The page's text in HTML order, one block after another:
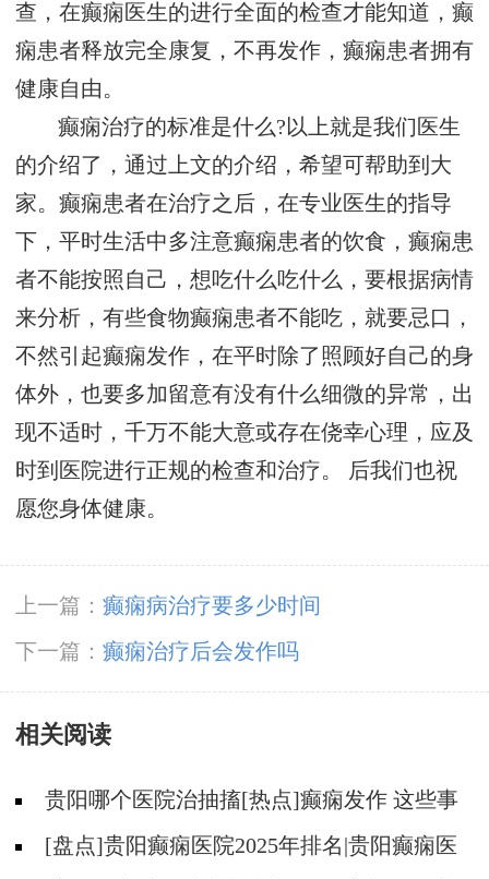
查，在癫痫医生的进行全面的检查才能知道，癫
痫患者释放完全康复，不再发作，癫痫患者拥有
健康自由。
癫痫治疗的标准是什么?以上就是我们医生
的介绍了，通过上文的介绍，希望可帮助到大
家。癫痫患者在治疗之后，在专业医生的指导
下，平时生活中多注意癫痫患者的饮食，癫痫患
者不能按照自己，想吃什么吃什么，要根据病情
来分析，有些食物癫痫患者不能吃，就要忌口，
不然引起癫痫发作，在平时除了照顾好自己的身
体外，也要多加留意有没有什么细微的异常，出
现不适时，千万不能大意或存在侥幸心理，应及
时到医院进行正规的检查和治疗。 后我们也祝
愿您身体健康。
上一篇： 癫痫病治疗要多少时间
下一篇： 癫痫治疗后会发作吗
相关阅读
贵阳哪个医院治抽搐[热点]癫痫发作 这些事
情不能做！
[盘点]贵阳癫痫医院2025年排名|贵阳癫痫医